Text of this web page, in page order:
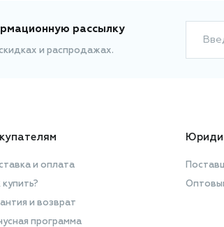
рассылку
и распродажах.
и оплата
купить?
и возврат
программа